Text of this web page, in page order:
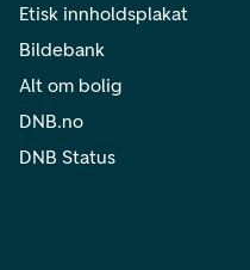
Etisk innholdsplakat
Bildebank
Alt om bolig
DNB.no
DNB Status